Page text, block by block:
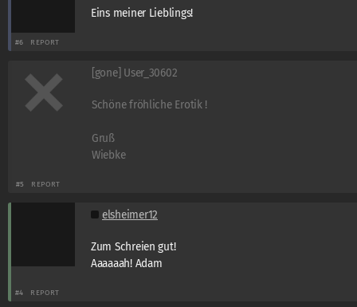
Eins meiner Lieblings!
#6 REPORT
[gone] User_30602
Schöne fröhliche Erotik !
Gruß
Wiebke
#5 REPORT
elsheimer12
Zum Schreien gut!
Aaaaaah! Adam
#4 REPORT